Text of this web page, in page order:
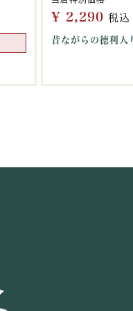
¥ 2,290 税込
昔ながらの徳利入